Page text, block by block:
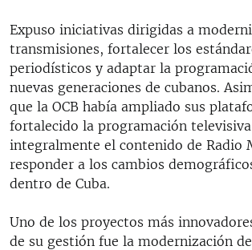
Expuso iniciativas dirigidas a
transmisiones, fortalecer los
periodísticos y adaptar la
nuevas generaciones de cubanos.
que la OCB había ampliado sus
fortalecido la programación
integralmente el contenido de Radio
responder a los cambios
dentro de Cuba.
Uno de los proyectos más
de su gestión fue la modernización